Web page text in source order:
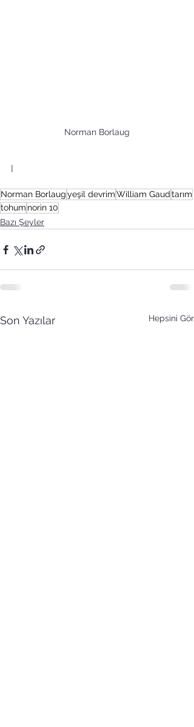
Norman Borlaug
]
Norman Borlaugyeşil devrimWilliam Gaudtarım
tohum norin 10
Bazı Şeyler
Son Yazılar Hepsini Gör